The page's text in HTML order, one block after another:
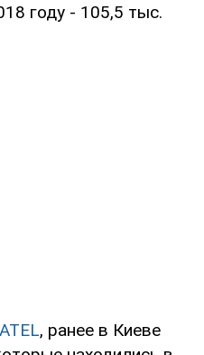
году - 105,5 тыс.
, ранее в Киеве